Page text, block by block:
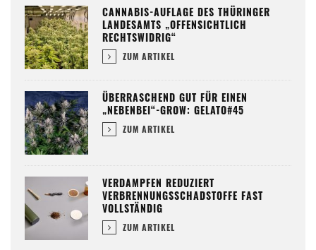
CANNABIS-AUFLAGE DES THÜRINGER
LANDESAMTS „OFFENSICHTLICH
RECHTSWIDRIG“
ZUM ARTIKEL
ÜBERRASCHEND GUT FÜR EINEN
„NEBENBEI“-GROW: GELATO#45
ZUM ARTIKEL
VERDAMPFEN REDUZIERT
VERBRENNUNGSSCHADSTOFFE FAST
VOLLSTÄNDIG
ZUM ARTIKEL